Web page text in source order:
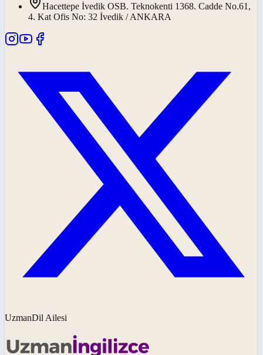
Hacettepe İvedik OSB. Teknokenti 1368. Cadde No.61,
4. Kat Ofis No: 32 İvedik / ANKARA
UzmanDil Ailesi